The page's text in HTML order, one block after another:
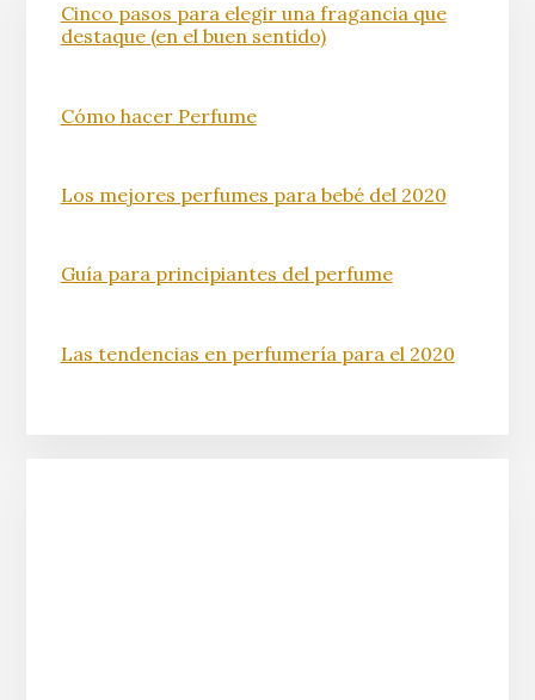
Cinco pasos para elegir una fragancia que
destaque (en el buen sentido)
Cómo hacer Perfume
Los mejores perfumes para bebé del 2020
Guía para principiantes del perfume
Las tendencias en perfumería para el 2020